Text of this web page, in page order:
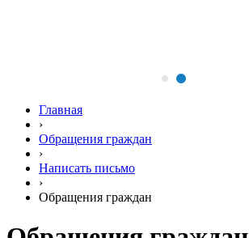
Главная
›
Обращения граждан
›
Написать письмо
›
Обращения граждан